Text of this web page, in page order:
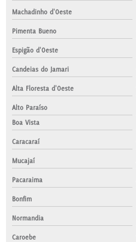
Machadinho d'Oeste
Pimenta Bueno
Espigão d'Oeste
Candeias do Jamari
Alta Floresta d'Oeste
Alto Paraíso
Boa Vista
Caracaraí
Mucajaí
Pacaraima
Bonfim
Normandia
Caroebe